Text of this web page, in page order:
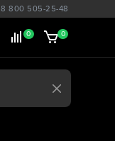
8 800 505-25-48
0 0